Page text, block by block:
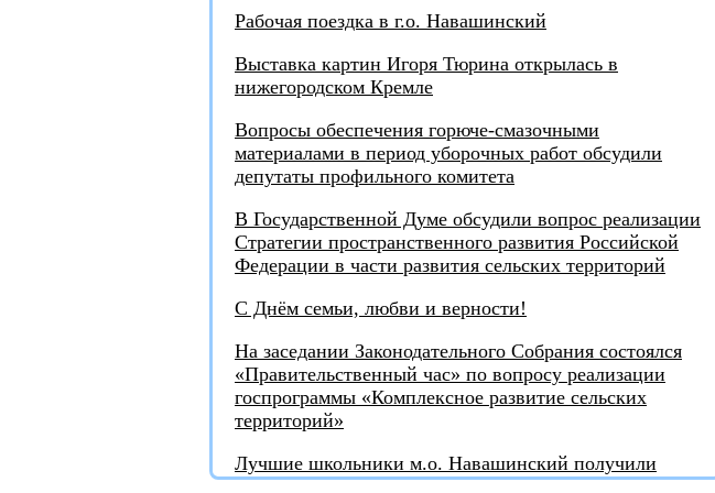
Рабочая поездка в г.о. Навашинский
Выставка картин Игоря Тюрина открылась в
нижегородском Кремле
Вопросы обеспечения горюче-смазочными
материалами в период уборочных работ обсудили
депутаты профильного комитета
В Государственной Думе обсудили вопрос реализации
Стратегии пространственного развития Российской
Федерации в части развития сельских территорий
С Днём семьи, любви и верности!
На заседании Законодательного Собрания состоялся
«Правительственный час» по вопросу реализации
госпрограммы «Комплексное развитие сельских
территорий»
Лучшие школьники м.о. Навашинский получили
награды от депутата